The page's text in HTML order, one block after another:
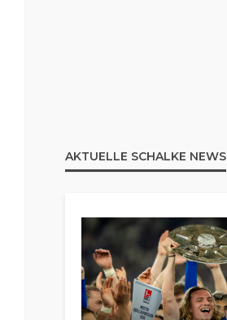
AKTUELLE SCHALKE NEWS